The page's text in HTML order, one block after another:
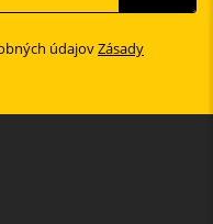
údajovZásady